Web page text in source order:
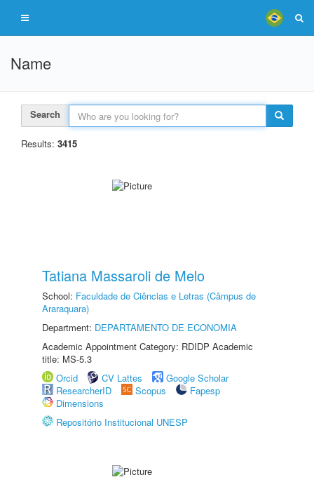
Name
Search
Results: 3415
Tatiana Massaroli de Melo
School: Faculdade de Ciências e Letras (Câmpus de
Araraquara)
Department: DEPARTAMENTO DE ECONOMIA
Academic Appointment Category: RDIDP Academic
title: MS-5.3
Orcid
CV Lattes
Google Scholar
ResearcherID
Scopus
Fapesp
Dimensions
Repositório Institucional UNESP